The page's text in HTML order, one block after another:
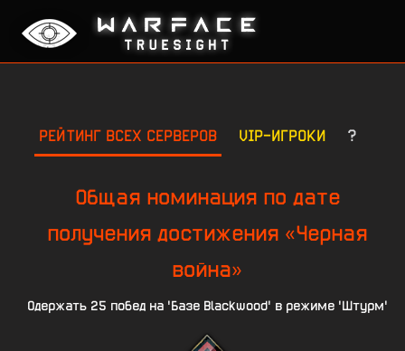
РЕЙТИНГ ВСЕХ СЕРВЕРОВ VIP-ИГРОКИ ?
Общая номинация по дате
получения достижения «Черная
война»
Одержать 25 побед на 'Базе Blackwood' в режиме 'Штурм'